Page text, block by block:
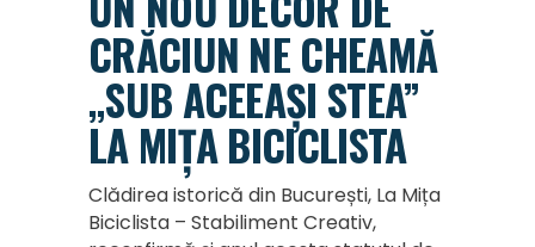
CRĂCIUN NE CHEAMĂ
„SUB ACEEAȘI STEA”
LA MIȚA BICICLISTA
Clădirea istorică din București, La Mița
Biciclista – Stabiliment Creativ,